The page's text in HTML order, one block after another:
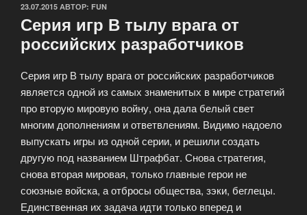
ОПУБЛИКОВАНО
23.07.2015 АВТОР: FUN
Серия игр В тылу врага от
российских разработчиков
Серия игр В тылу врага от российских разработчиков
является одной из самых знаменитых в мире стратегий
про вторую мировую войну, она дала белый свет
многим дополнениям и ответвлениям. Видимо надоело
выпускать игры из одной серии, и решили создать
другую под названием Штрафбат. Снова стратегия,
снова вторая мировая, только главные герои не
союзные войска, а отбросы общества, зэки, беглецы.
Единственная их задача идти только вперед и